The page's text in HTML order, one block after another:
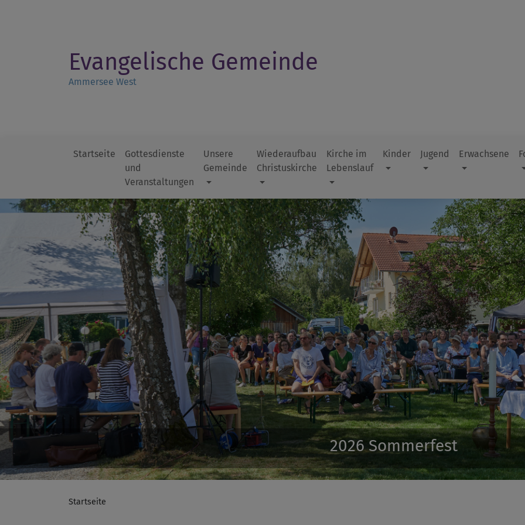
Evangelische Gemeinde
Ammersee West
Hauptnavigation
Startseite
Gottesdienste
und
Veranstaltungen
Unsere
Gemeinde
Wiederaufbau
Christuskirche
Kirche im
Lebenslauf
Kinder Jugend Erwachsene
2026 Orgeleinweihung
Previous
Startseite